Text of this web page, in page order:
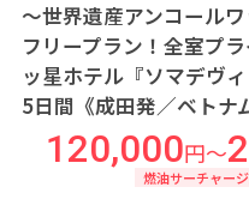
～世界遺産アンコール
フリープラン！全室プ
ッ星ホテル『ソマデヴ
5日間《成田発／ベトナ
120,000円～
燃油サーチャー